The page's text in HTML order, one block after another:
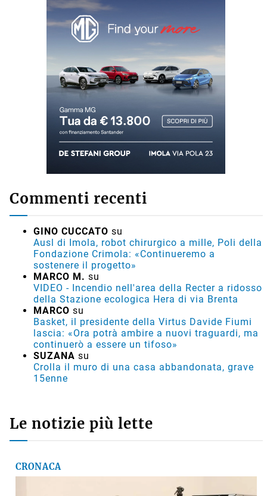
Commenti recenti
GINO CUCCATO su
Ausl di Imola, robot chirurgico a mille, Poli della
Fondazione Crimola: «Continueremo a
sostenere il progetto»
MARCO M. su
VIDEO - Incendio nell'area della Recter a ridosso
della Stazione ecologica Hera di via Brenta
MARCO su
Basket, il presidente della Virtus Davide Fiumi
lascia: «Ora potrà ambire a nuovi traguardi, ma
continuerò a essere un tifoso»
SUZANA su
Crolla il muro di una casa abbandonata, grave
15enne
Le notizie più lette
CRONACA